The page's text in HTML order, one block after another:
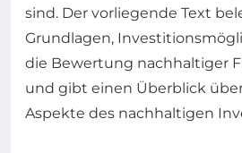
sind. Der vorliegende Text
Grundlagen,
die Bewertung nachhaltiger
und gibt einen Überblick
Aspekte des nachhaltigen